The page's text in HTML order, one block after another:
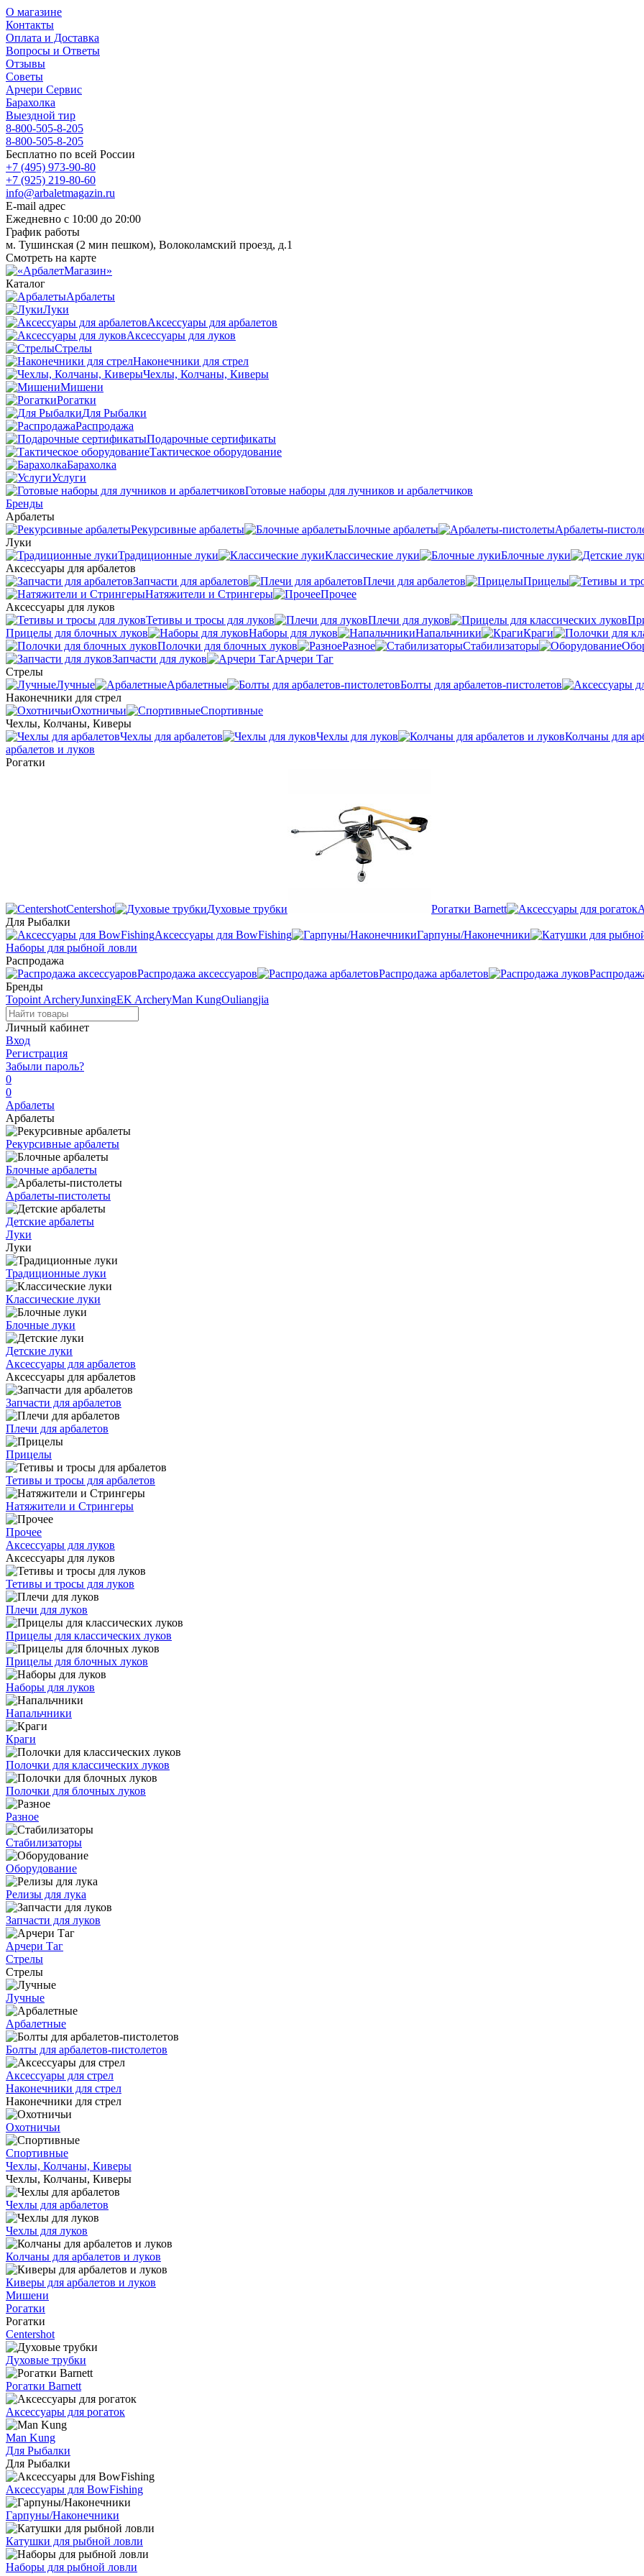
О магазине
Контакты
Оплата и Доставка
Вопросы и Ответы
Отзывы
Советы
Арчери Сервис
Барахолка
Выездной тир
8-800-505-8-205
8-800-505-8-205
Бесплатно по всей России
+7 (495) 973-90-80
+7 (925) 219-80-60
info@arbaletmagazin.ru
E-mail адрес
Ежедневно с 10:00 до 20:00
График работы
м. Тушинская (2 мин пешком), Волоколамский проезд, д.1
Смотреть на карте
Каталог
Арбалеты
Луки
Аксессуары для арбалетов
Аксессуары для луков
Стрелы
Наконечники для стрел
Чехлы, Колчаны, Киверы
Мишени
Рогатки
Для Рыбалки
Распродажа
Подарочные сертификаты
Тактическое оборудование
Барахолка
Услуги
Готовые наборы для лучников и арбалетчиков
Бренды
Арбалеты
Рекурсивные арбалеты
Блочные арбалеты Арбалеты-
Луки
Традиционные луки
Классические луки Блочные луки
Аксессуары для арбалетов
Запчасти для арбалетов
Плечи для арбалетов Прицелы
Натяжители и Стрингеры
Прочее
Аксессуары для луков
Тетивы и тросы для луков
Плечи для луков
Прицелы для блочных луков
Наборы для луков Напальчники Краги
Полочки для блочных луков
Разное Стабилизаторы
Запчасти для луков
Арчери Таг
Стрелы
Лучные
Арбалетные Болты для арбалетов-пистолетов
Наконечники для стрел
Охотничьи
Спортивные
Чехлы, Колчаны, Киверы
Чехлы для арбалетов
Чехлы для луков Колчаны для
арбалетов и луков
Рогатки
Centershot Духовые трубки Рогатки Barnett
Для Рыбалки
Аксессуары для BowFishing
Гарпуны/Наконечники
Наборы для рыбной ловли
Распродажа
Распродажа аксессуаров
Распродажа арбалетов
Бренды
Topoint ArcheryJunxingEK ArcheryMan KungOuliangjia
Личный кабинет
Вход
Регистрация
Забыли пароль?
0
0
Арбалеты
Арбалеты
Рекурсивные арбалеты
Блочные арбалеты
Арбалеты-пистолеты
Детские арбалеты
Луки
Луки
Традиционные луки
Классические луки
Блочные луки
Детские луки
Аксессуары для арбалетов
Аксессуары для арбалетов
Запчасти для арбалетов
Плечи для арбалетов
Прицелы
Тетивы и тросы для арбалетов
Натяжители и Стрингеры
Прочее
Аксессуары для луков
Аксессуары для луков
Тетивы и тросы для луков
Плечи для луков
Прицелы для классических луков
Прицелы для блочных луков
Наборы для луков
Напальчники
Краги
Полочки для классических луков
Полочки для блочных луков
Разное
Стабилизаторы
Оборудование
Релизы для лука
Запчасти для луков
Арчери Таг
Стрелы
Стрелы
Лучные
Арбалетные
Болты для арбалетов-пистолетов
Аксессуары для стрел
Наконечники для стрел
Наконечники для стрел
Охотничьи
Спортивные
Чехлы, Колчаны, Киверы
Чехлы, Колчаны, Киверы
Чехлы для арбалетов
Чехлы для луков
Колчаны для арбалетов и луков
Киверы для арбалетов и луков
Мишени
Рогатки
Рогатки
Centershot
Духовые трубки
Рогатки Barnett
Аксессуары для рогаток
Man Kung
Для Рыбалки
Для Рыбалки
Аксессуары для BowFishing
Гарпуны/Наконечники
Катушки для рыбной ловли
Наборы для рыбной ловли